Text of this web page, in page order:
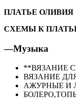
ПЛАТЬЕ ОЛИВИЯ
СХЕМЫ К
—Музыка
**ВЯЗАНИЕ
ВЯЗАНИЕ
АЖУРНЫЕ И